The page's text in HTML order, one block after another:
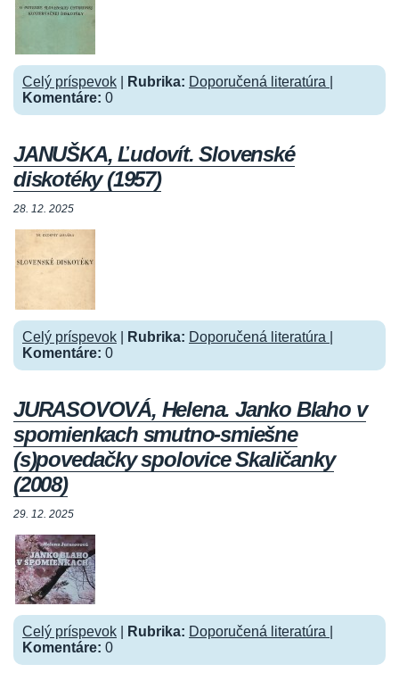
Celý príspevok Rubrika: Doporučená literatúra
Komentáre: 0
JANUŠKA, Ľudovít. Slovenské
diskotéky (1957)
28. 12. 2025
Celý príspevok Rubrika: Doporučená literatúra
Komentáre: 0
JURASOVOVÁ, Helena. Janko Blaho v
spomienkach smutno-smiešne
(s)povedačky spolovice Skaličanky
(2008)
29. 12. 2025
Celý príspevok Rubrika: Doporučená literatúra
Komentáre: 0